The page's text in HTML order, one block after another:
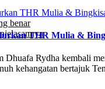
benar
THR Mulia &
Rydha kembali
kehangatan bertajuk